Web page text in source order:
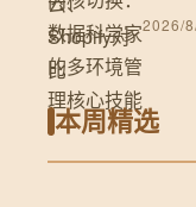
2026/
本周精选